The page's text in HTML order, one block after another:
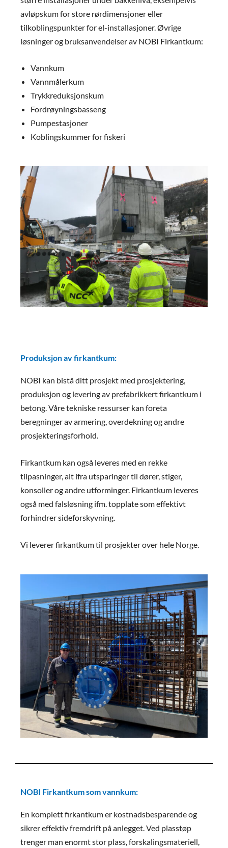
avløpskum for store rørdimensjoner eller
tilkoblingspunkter for el-installasjoner. Øvrige
løsninger og bruksanvendelser av NOBI Firkantkum:
Vannkum
Vannmålerkum
Trykkreduksjonskum
Fordrøyningsbasseng
Pumpestasjoner
Koblingskummer for fiskeri
Produksjon av firkantkum:
NOBI kan bistå ditt prosjekt med prosjektering,
produksjon og levering av prefabrikkert firkantkum i
betong. Våre tekniske ressurser kan foreta
beregninger av armering, overdekning og andre
prosjekteringsforhold.
Firkantkum kan også leveres med en rekke
tilpasninger, alt ifra utsparinger til dører, stiger,
konsoller og andre utforminger. Firkantkum leveres
også med falsløsning ifm. topplate som effektivt
forhindrer sideforskyvning.
Vi leverer firkantkum til prosjekter over hele Norge.
NOBI Firkantkum som vannkum:
En komplett firkantkum er kostnadsbesparende og
sikrer effektiv fremdrift på anlegget. Ved plasstøp
trenger man enormt stor plass, forskalingsmateriell,